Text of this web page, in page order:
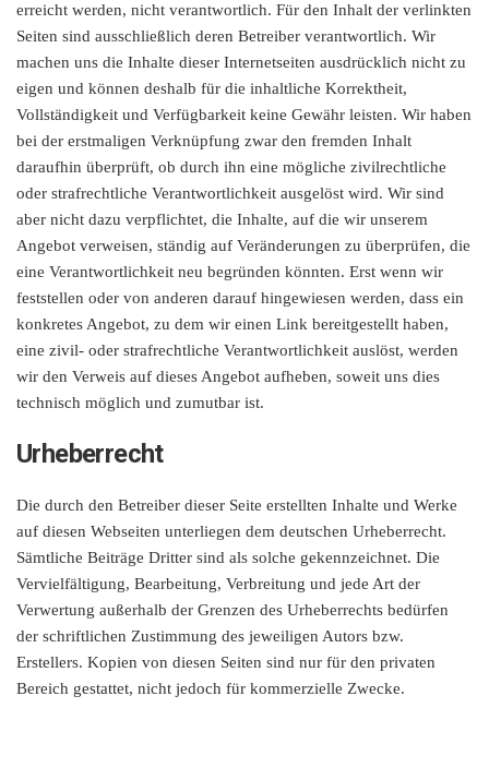
erreicht werden, nicht verantwortlich. Für den Inhalt der verlinkten
Seiten sind ausschließlich deren Betreiber verantwortlich. Wir
machen uns die Inhalte dieser Internetseiten ausdrücklich nicht zu
eigen und können deshalb für die inhaltliche Korrektheit,
Vollständigkeit und Verfügbarkeit keine Gewähr leisten. Wir haben
bei der erstmaligen Verknüpfung zwar den fremden Inhalt
daraufhin überprüft, ob durch ihn eine mögliche zivilrechtliche
oder strafrechtliche Verantwortlichkeit ausgelöst wird. Wir sind
aber nicht dazu verpflichtet, die Inhalte, auf die wir unserem
Angebot verweisen, ständig auf Veränderungen zu überprüfen, die
eine Verantwortlichkeit neu begründen könnten. Erst wenn wir
feststellen oder von anderen darauf hingewiesen werden, dass ein
konkretes Angebot, zu dem wir einen Link bereitgestellt haben,
eine zivil- oder strafrechtliche Verantwortlichkeit auslöst, werden
wir den Verweis auf dieses Angebot aufheben, soweit uns dies
technisch möglich und zumutbar ist.
Urheberrecht
Die durch den Betreiber dieser Seite erstellten Inhalte und Werke
auf diesen Webseiten unterliegen dem deutschen Urheberrecht.
Sämtliche Beiträge Dritter sind als solche gekennzeichnet. Die
Vervielfältigung, Bearbeitung, Verbreitung und jede Art der
Verwertung außerhalb der Grenzen des Urheberrechts bedürfen
der schriftlichen Zustimmung des jeweiligen Autors bzw.
Erstellers. Kopien von diesen Seiten sind nur für den privaten
Bereich gestattet, nicht jedoch für kommerzielle Zwecke.